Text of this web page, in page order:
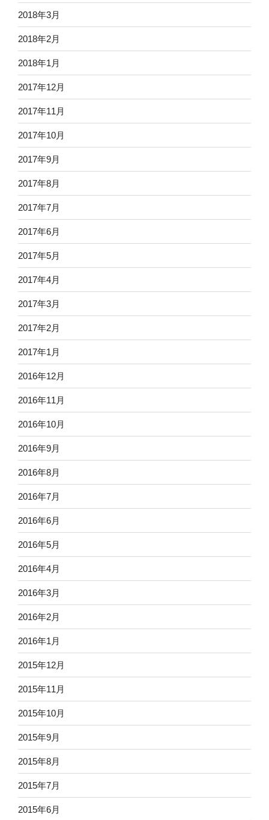
2018年3月
2018年2月
2018年1月
2017年12月
2017年11月
2017年10月
2017年9月
2017年8月
2017年7月
2017年6月
2017年5月
2017年4月
2017年3月
2017年2月
2017年1月
2016年12月
2016年11月
2016年10月
2016年9月
2016年8月
2016年7月
2016年6月
2016年5月
2016年4月
2016年3月
2016年2月
2016年1月
2015年12月
2015年11月
2015年10月
2015年9月
2015年8月
2015年7月
2015年6月